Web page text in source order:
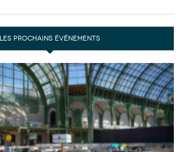
LES PROCHAINS ÉVÉNEMENTS